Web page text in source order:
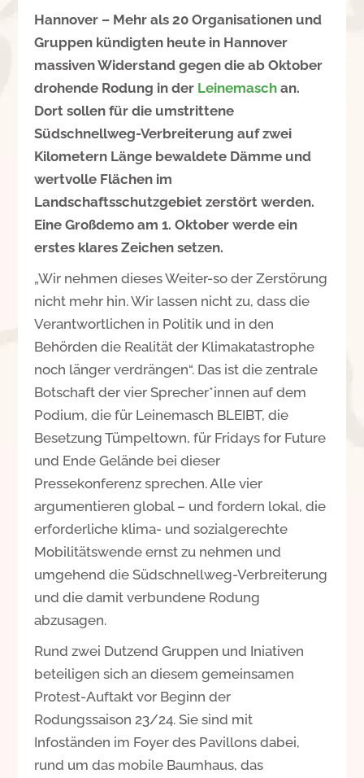
Hannover – Mehr als 20 Organisationen und
Gruppen kündigten heute in Hannover
massiven Widerstand gegen die ab Oktober
drohende Rodung in der Leinemasch an.
Dort sollen für die umstrittene
Südschnellweg-Verbreiterung auf zwei
Kilometern Länge bewaldete Dämme und
wertvolle Flächen im
Landschaftsschutzgebiet zerstört werden.
Eine Großdemo am 1. Oktober werde ein
erstes klares Zeichen setzen.
„Wir nehmen dieses Weiter-so der Zerstörung
nicht mehr hin. Wir lassen nicht zu, dass die
Verantwortlichen in Politik und in den
Behörden die Realität der Klimakatastrophe
noch länger verdrängen“. Das ist die zentrale
Botschaft der vier Sprecher*innen auf dem
Podium, die für Leinemasch BLEIBT, die
Besetzung Tümpeltown, für Fridays for Future
und Ende Gelände bei dieser
Pressekonferenz sprechen. Alle vier
argumentieren global – und fordern lokal, die
erforderliche klima- und sozialgerechte
Mobilitätswende ernst zu nehmen und
umgehend die Südschnellweg-Verbreiterung
und die damit verbundene Rodung
abzusagen.
Rund zwei Dutzend Gruppen und Iniativen
beteiligen sich an diesem gemeinsamen
Protest-Auftakt vor Beginn der
Rodungssaison 23/24. Sie sind mit
Infoständen im Foyer des Pavillons dabei,
rund um das mobile Baumhaus, das